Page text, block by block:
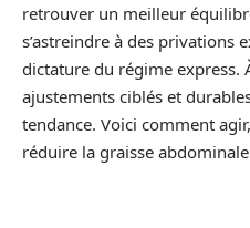
retrouver un meilleur
s’astreindre à des privations
dictature du régime express.
ajustements ciblés et
tendance. Voici comment
réduire la graisse